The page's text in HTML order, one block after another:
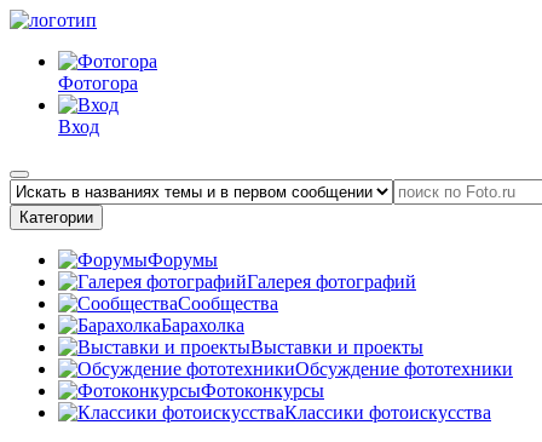
Фотогора
Вход
Категории
Форумы
Галерея фотографий
Сообщества
Барахолка
Выставки и проекты
Обсуждение фототехники
Фотоконкурсы
Классики фотоискусства